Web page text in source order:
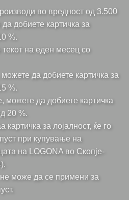
во вредност од 3.500
добиете картичка за
%.
на еден месец со
да добиете картичка за
%.
можете да добиете картичка
20 %.
за лојалност, ќе го
при купување на
на LOGONA во Скопје-
не може да се примени за